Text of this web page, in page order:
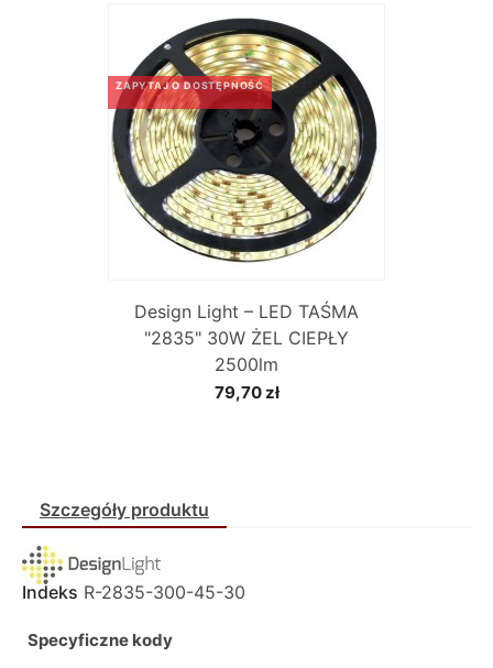
Design Light – LED TAŚMA
"2835" 30W ŻEL CIEPŁY
2500lm
79,70 zł
ZAPYTAJ O DOSTĘPNOŚĆ
Szczegóły produktu
Indeks R-2835-300-45-30
Specyficzne kody